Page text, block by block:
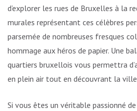
d’explorer les rues de Bruxelles à la
murales représentant ces célèbres
parsemée de nombreuses fresques
hommage aux héros de papier. Une
quartiers bruxellois vous permettra
en plein air tout en découvrant la
Si vous êtes un véritable passionné de